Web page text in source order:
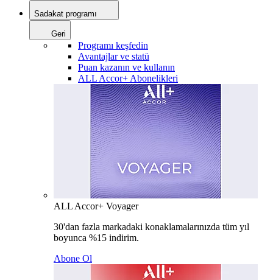
Sadakat programı
Geri
Programı keşfedin
Avantajlar ve statü
Puan kazanın ve kullanın
ALL Accor+ Abonelikleri
ALL Accor+ Voyager
30'dan fazla markadaki konaklamalarınızda tüm yıl
boyunca %15 indirim.
Abone Ol